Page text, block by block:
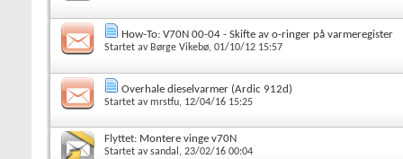
How-To: V70N 00-04 - Skifte av o-ringer på varmeregister
Startet av Børge Vikebø, 01/10/12 15:57
Overhale dieselvarmer (Ardic 912d)
Startet avmrstfu, 12/04/16 15:25
Flyttet: Montere vinge v70N
Startet avsandal , 23/02/16 00:04